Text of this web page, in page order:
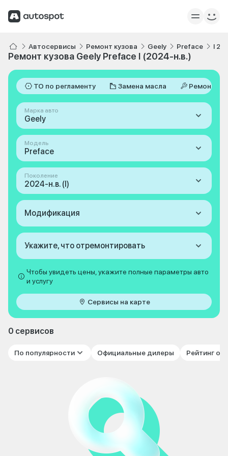
Автосервисы Ремонт кузова Geely Preface I
Ремонт кузова Geely Preface I (2024-н.в.)
ТО по регламенту Замена масла Ремонт
Марка авто
Geely
Модель
Preface
Поколение
2024-н.в. (I)
Модификация
Укажите, что отремонтировать
Чтобы увидеть цены, укажите полные параметры авто
и услугу
Сервисы на карте
0 сервисов
По популярности Официальные дилеры Рейтинг